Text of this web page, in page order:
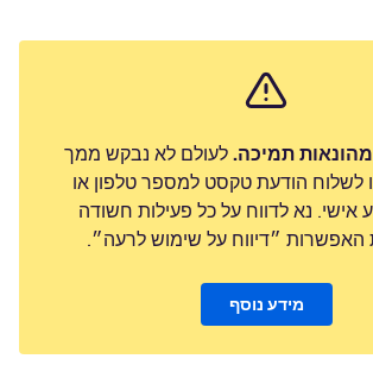
תמיכה. לעולם לא נבקש ממך
לשלוח הודעת טקסט למספר טלפון או
אישי. נא לדווח על כל פעילות חשודה
״דיווח על שימוש לרעה״.
מידע נוסף